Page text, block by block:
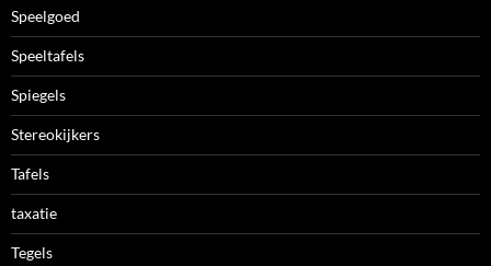
Speelgoed
Speeltafels
Spiegels
Stereokijkers
Tafels
taxatie
Tegels